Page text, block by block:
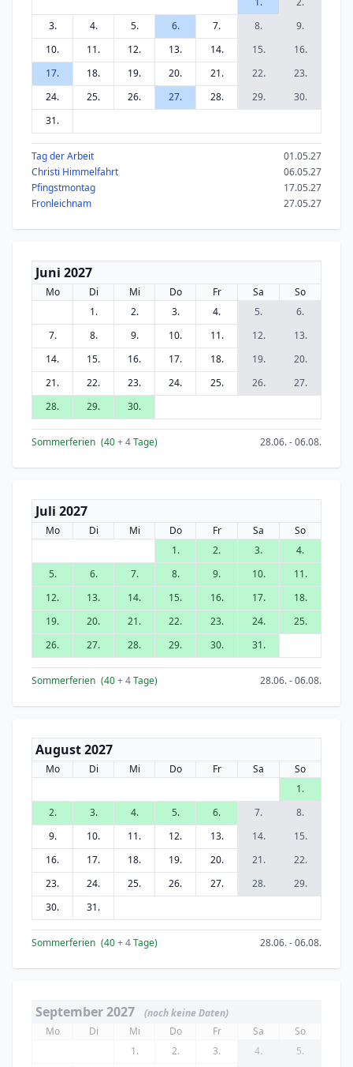
3.
4. 5. 6. 7. 8.
9.
10.
11. 12. 13. 14. 15.
16.
17.
18. 19. 20. 21. 22.
23.
24.
25. 26. 27. 28. 29.
30.
31.
Tag der Arbeit
01.05.27
Christi Himmelfahrt
06.05.27
Pfingstmontag
17.05.27
Fronleichnam
27.05.27
Juni 2027
Mo Di Mi Do Fr Sa
So
1.
2. 3. 4. 5.
6.
7.
8. 9. 10. 11. 12.
13.
14.
15. 16. 17. 18. 19.
20.
21.
22. 23. 24. 25. 26.
27.
28.
29. 30.
Sommerferien (40+ 4Tage) 28.06. - 06.08.
Juli 2027
Mo Di Mi Do Fr Sa
So
1.
2. 3.
4.
5.
6. 7. 8. 9. 10.
11.
12.
13. 14. 15. 16. 17.
18.
19.
20. 21. 22. 23. 24.
25.
26.
27. 28. 29. 30. 31.
Sommerferien (40+ 4Tage) 28.06. - 06.08.
August 2027
Mo Di Mi Do Fr Sa
So
1.
2.
3. 4. 5. 6. 7.
8.
9.
10. 11. 12. 13. 14.
15.
16.
17. 18. 19. 20. 21.
22.
23.
24. 25. 26. 27. 28.
29.
30.
31.
Sommerferien (40+ 4Tage) 28.06. - 06.08.
September 2027
(noch keine Daten)
Mo
Di Mi Do Fr Sa
So
1.
2. 3. 4.
5.